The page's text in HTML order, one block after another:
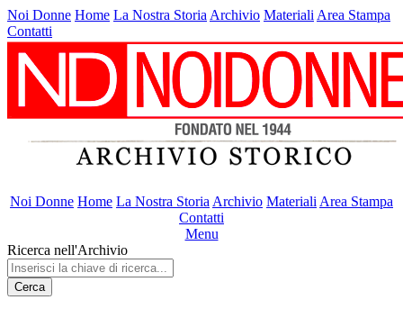
Noi Donne Home La Nostra Storia Archivio Materiali Area Stampa
Contatti
Noi Donne Home La Nostra Storia Archivio Materiali Area Stampa
Contatti
Menu
Ricerca nell'Archivio
Cerca